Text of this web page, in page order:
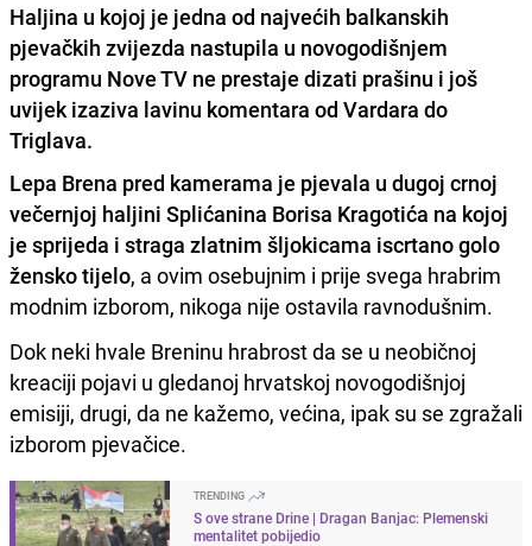
Haljina u kojoj je jedna od najvećih balkanskih
pjevačkih zvijezda nastupila u novogodišnjem
programu Nove TV ne prestaje dizati prašinu i još
uvijek izaziva lavinu komentara od Vardara do
Triglava.
Lepa Brena pred kamerama je pjevala u dugoj crnoj
večernjoj haljini Splićanina Borisa Kragotića na kojoj
je sprijeda i straga zlatnim šljokicama iscrtano golo
žensko tijelo, a ovim osebujnim i prije svega hrabrim
modnim izborom, nikoga nije ostavila ravnodušnim.
Dok neki hvale Breninu hrabrost da se u neobičnoj
kreaciji pojavi u gledanoj hrvatskoj novogodišnjoj
emisiji, drugi, da ne kažemo, većina, ipak su se zgražali
izborom pjevačice.
TRENDING
S ove strane Drine | Dragan Banjac: Plemenski
mentalitet pobijedio